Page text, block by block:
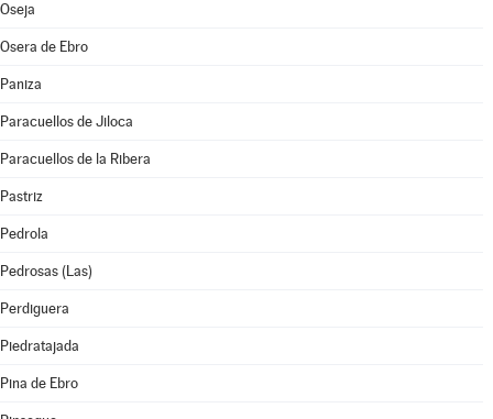
Oseja
Osera de Ebro
Paniza
Paracuellos de Jiloca
Paracuellos de la Ribera
Pastriz
Pedrola
Pedrosas (Las)
Perdiguera
Piedratajada
Pina de Ebro